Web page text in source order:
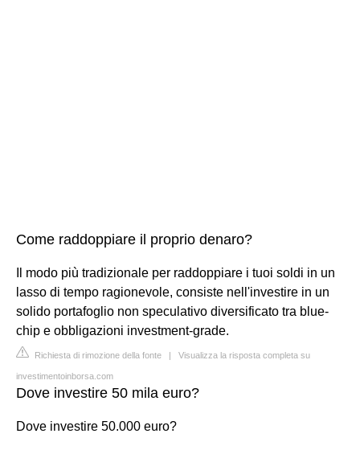
Come raddoppiare il proprio denaro?
Il modo più tradizionale per raddoppiare i tuoi soldi in un
lasso di tempo ragionevole, consiste nell'investire in un
solido portafoglio non speculativo diversificato tra blue-
chip e obbligazioni investment-grade.
Richiesta di rimozione della fonte | Visualizza la risposta completa su
investimentoinborsa.com
Dove investire 50 mila euro?
Dove investire 50.000 euro?